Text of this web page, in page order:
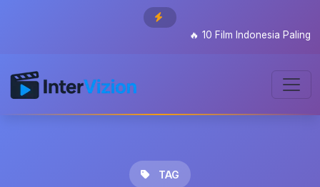
10 Film Indonesia Paling
TAG